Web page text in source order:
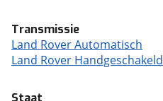
Transmissie
Land Rover Automatisch
Land Rover Handgeschakeld
Staat